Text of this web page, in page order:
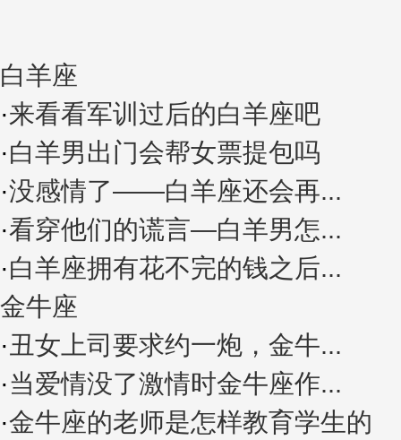
白羊座
·来看看军训过后的白羊座吧
·白羊男出门会帮女票提包吗
·没感情了――白羊座还会再...
·看穿他们的谎言―白羊男怎...
·白羊座拥有花不完的钱之后...
金牛座
·丑女上司要求约一炮，金牛...
·当爱情没了激情时金牛座作...
·金牛座的老师是怎样教育学生的